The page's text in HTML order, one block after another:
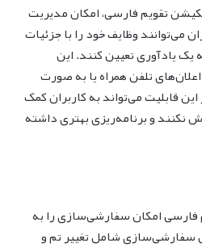
تقویم فارسی، امکان مدیریت
می‌توانند وظایف خود را با جزئیات
یک یادآوری تعیین کنند. این
تلفن همراه یا به صورت
قابلیت می‌تواند به کاربران کمک
نکنند و برنامه‌ریزی بهتری داشته
فارسی امکان سفارشی‌سازی را به
سفارشی‌سازی شامل تغییر تم و